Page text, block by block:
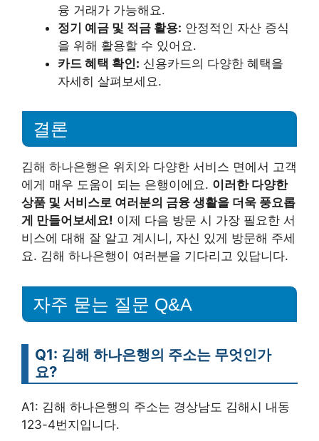
융 거래가 가능해요.
정기 예금 및 적금 활용: 안정적인 자산 증식
을 위해 활용할 수 있어요.
카드 혜택 확인: 신용카드의 다양한 혜택을
자세히 살펴보세요.
결론
김해 하나은행은 위치와 다양한 서비스 면에서 고객
에게 매우 도움이 되는 은행이에요. 이러한 다양한
상품 및 서비스로 여러분의 금융 생활을 더욱 풍요롭
게 만들어보세요! 이제 다음 방문 시 가장 필요한 서
비스에 대해 잘 알고 계시니, 자신 있게 방문해 주세
요. 김해 하나은행이 여러분을 기다리고 있답니다.
자주 묻는 질문 Q&A
Q1: 김해 하나은행의 주소는 무엇인가
요?
A1: 김해 하나은행의 주소는 경상남도 김해시 내동
123-4번지입니다.